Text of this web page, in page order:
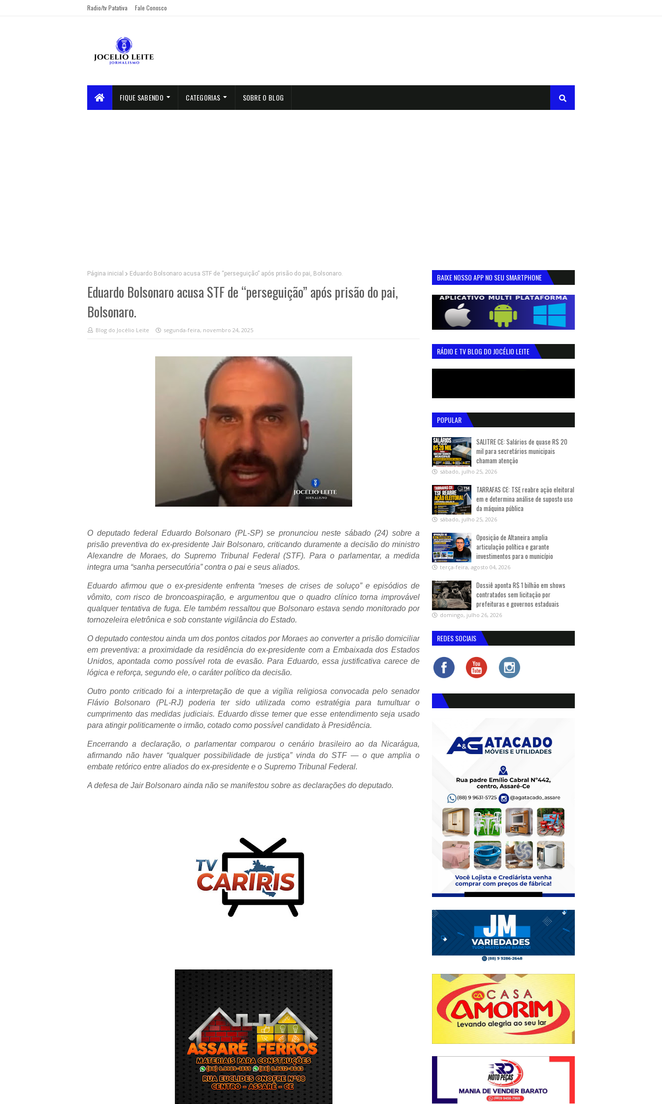
Radio/tv Patativa Fale Conosco
FIQUE SABENDO CATEGORIAS SOBRE O BLOG
Página inicial Eduardo Bolsonaro acusa STF de “perseguição” após prisão do pai, Bolsonaro.
Eduardo Bolsonaro acusa STF de “perseguição” após prisão do pai,
Bolsonaro.
Blog do Jocélio Leite segunda-feira, novembro 24, 2025
O deputado federal Eduardo Bolsonaro (PL-SP) se pronunciou neste sábado (24) sobre a
prisão preventiva do ex-presidente Jair Bolsonaro, criticando duramente a decisão do ministro
Alexandre de Moraes, do Supremo Tribunal Federal (STF). Para o parlamentar, a medida
integra uma “sanha persecutória” contra o pai e seus aliados.
Eduardo afirmou que o ex-presidente enfrenta “meses de crises de soluço” e episódios de
vômito, com risco de broncoaspiração, e argumentou que o quadro clínico torna improvável
qualquer tentativa de fuga. Ele também ressaltou que Bolsonaro estava sendo monitorado por
tornozeleira eletrônica e sob constante vigilância do Estado.
O deputado contestou ainda um dos pontos citados por Moraes ao converter a prisão domiciliar
em preventiva: a proximidade da residência do ex-presidente com a Embaixada dos Estados
Unidos, apontada como possível rota de evasão. Para Eduardo, essa justificativa carece de
lógica e reforça, segundo ele, o caráter político da decisão.
Outro ponto criticado foi a interpretação de que a vigília religiosa convocada pelo senador
Flávio Bolsonaro (PL-RJ) poderia ter sido utilizada como estratégia para tumultuar o
cumprimento das medidas judiciais. Eduardo disse temer que esse entendimento seja usado
para atingir politicamente o irmão, cotado como possível candidato à Presidência.
Encerrando a declaração, o parlamentar comparou o cenário brasileiro ao da Nicarágua,
afirmando não haver “qualquer possibilidade de justiça” vinda do STF — o que amplia o
embate retórico entre aliados do ex-presidente e o Supremo Tribunal Federal.
A defesa de Jair Bolsonaro ainda não se manifestou sobre as declarações do deputado.
BAIXE NOSSO APP NO SEU SMARTPHONE
RÁDIO E TV BLOG DO JOCÉLIO LEITE
POPULAR
SALITRE CE: Salários de quase R$ 20
mil para secretários municipais
chamam atenção
sábado, julho 25, 2026
TARRAFAS CE: TSE reabre ação eleitoral
em e determina análise de suposto uso
da máquina pública
sábado, julho 25, 2026
Oposição de Altaneira amplia
articulação política e garante
investimentos para o município
terça-feira, agosto 04, 2026
Dossiê aponta R$ 1 bilhão em shows
contratados sem licitação por
prefeituras e governos estaduais
domingo, julho 26, 2026
REDES SOCIAIS